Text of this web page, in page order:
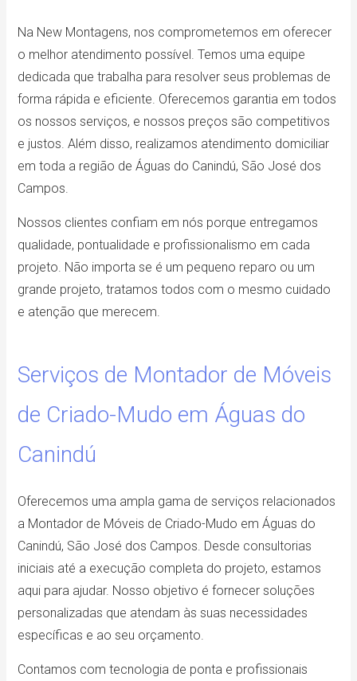
Na New Montagens, nos comprometemos em oferecer
o melhor atendimento possível. Temos uma equipe
dedicada que trabalha para resolver seus problemas de
forma rápida e eficiente. Oferecemos garantia em todos
os nossos serviços, e nossos preços são competitivos
e justos. Além disso, realizamos atendimento domiciliar
em toda a região de Águas do Canindú, São José dos
Campos.
Nossos clientes confiam em nós porque entregamos
qualidade, pontualidade e profissionalismo em cada
projeto. Não importa se é um pequeno reparo ou um
grande projeto, tratamos todos com o mesmo cuidado
e atenção que merecem.
Serviços de Montador de Móveis
de Criado-Mudo em Águas do
Canindú
Oferecemos uma ampla gama de serviços relacionados
a Montador de Móveis de Criado-Mudo em Águas do
Canindú, São José dos Campos. Desde consultorias
iniciais até a execução completa do projeto, estamos
aqui para ajudar. Nosso objetivo é fornecer soluções
personalizadas que atendam às suas necessidades
específicas e ao seu orçamento.
Contamos com tecnologia de ponta e profissionais